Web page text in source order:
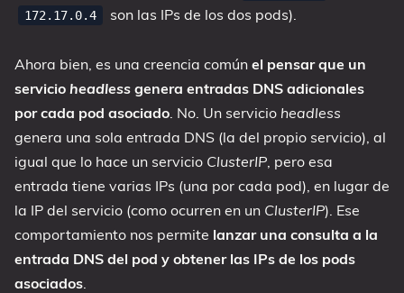
172.17.0.4 son las IPs de los dos pods).
Ahora bien, es una creencia común el pensar que un
servicio headless genera entradas DNS adicionales
por cada pod asociado . No. Un servicio headless
genera una sola entrada DNS (la del propio servicio), al
igual que lo hace un servicio ClusterIP , pero esa
entrada tiene varias IPs (una por cada pod), en lugar de
la IP del servicio (como ocurren en un ClusterIP). Ese
comportamiento nos permite lanzar una consulta a la
entrada DNS del pod y obtener las IPs de los pods
asociados